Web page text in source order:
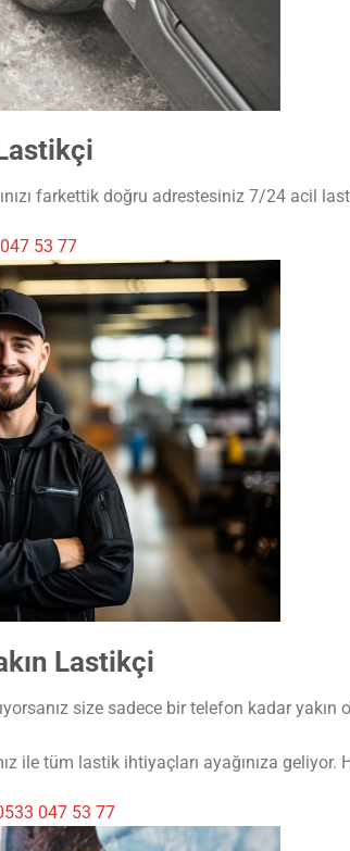
farkettik doğru adrestesiniz 7/24 acil
53 77
Lastikçi
size sadece bir telefon kadar
ile tüm lastik ihtiyaçları ayağınıza geliyor.
047 53 77